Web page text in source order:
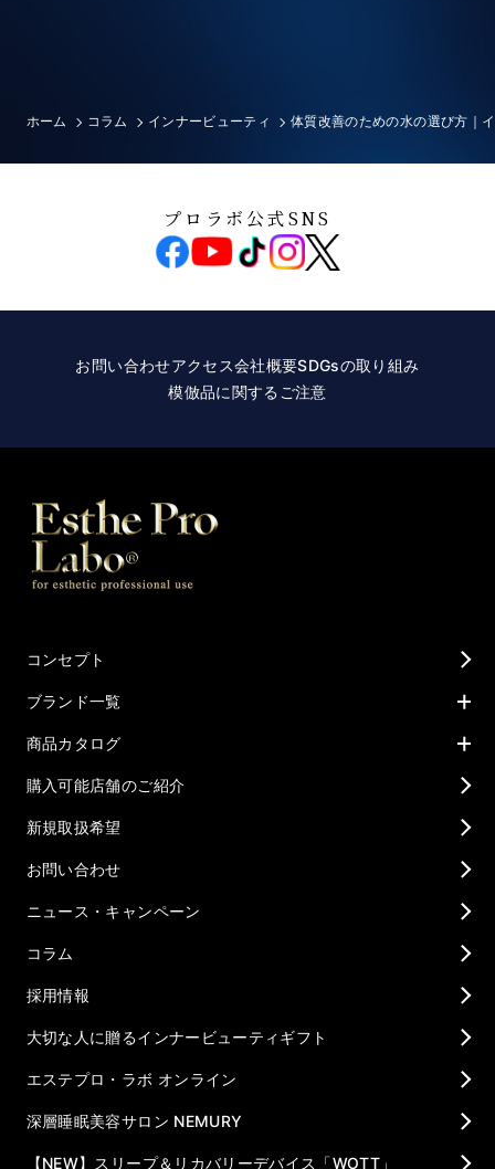
ホーム コラム インナービューティ 体質改善のための水の選び方｜
プロラボ公式SNS
お問い合わせアクセス会社概要SDGsの取り組み
模倣品に関するご注意
コンセプト
ブランド一覧
商品カタログ
購入可能店舗のご紹介
新規取扱希望
お問い合わせ
ニュース・キャンペーン
コラム
採用情報
大切な人に贈るインナービューティギフト
エステプロ・ラボ オンライン
深層睡眠美容サロン NEMURY
【NEW】スリープ＆リカバリーデバイス「WOTT」